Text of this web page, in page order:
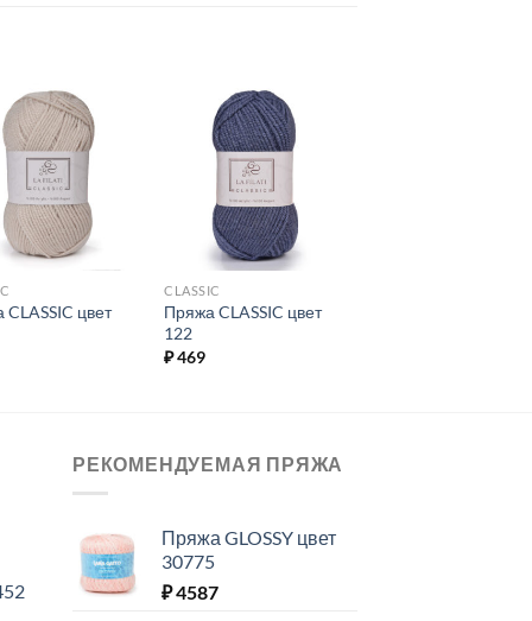
Добавить в
избранное.
цвет
Добавить в
избранное.
CLASSIC
Пряжа CLASSIC цвет
122
₽469
РЕКОМЕНДУЕМАЯ ПРЯЖА
Пряжа GLOSSY цвет
30775
₽4587